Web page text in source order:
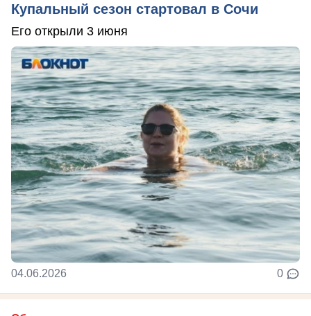
Купальный сезон стартовал в Сочи
Его открыли 3 июня
04.06.2026 0